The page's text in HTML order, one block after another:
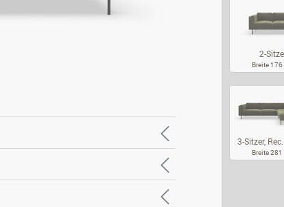
2-
Breite 176
3-Sitzer,
Breite 281